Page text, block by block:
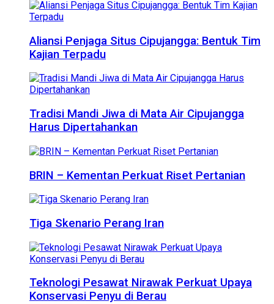
Aliansi Penjaga Situs Cipujangga: Bentuk Tim
Kajian Terpadu
Tradisi Mandi Jiwa di Mata Air Cipujangga
Harus Dipertahankan
BRIN – Kementan Perkuat Riset Pertanian
Tiga Skenario Perang Iran
Teknologi Pesawat Nirawak Perkuat Upaya
Konservasi Penyu di Berau